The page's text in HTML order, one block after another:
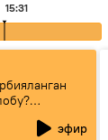
15:31
эфир